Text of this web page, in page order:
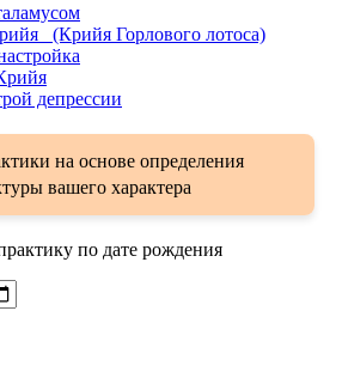
(Крийя Горлового лотоса)
депрессии
на основе определения
вашего характера
по дате рождения